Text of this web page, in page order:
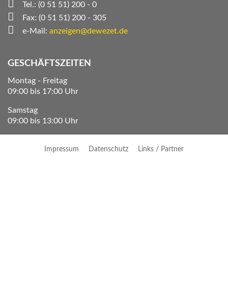
Tel.: (0 51 51) 200 - 0
Fax: (0 51 51) 200 - 305
e-Mail: anzeigen@dewezet.de
GESCHÄFTSZEITEN
Montag - Freitag
09:00 bis 17:00 Uhr
Samstag
09:00 bis 13:00 Uhr
Impressum Datenschutz Links / Partner